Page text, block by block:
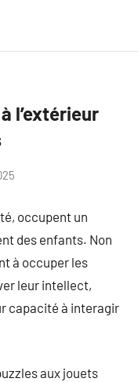
l’extérieur
occupent un
des enfants. Non
à occuper les
leur intellect,
capacité à interagir
aux jouets